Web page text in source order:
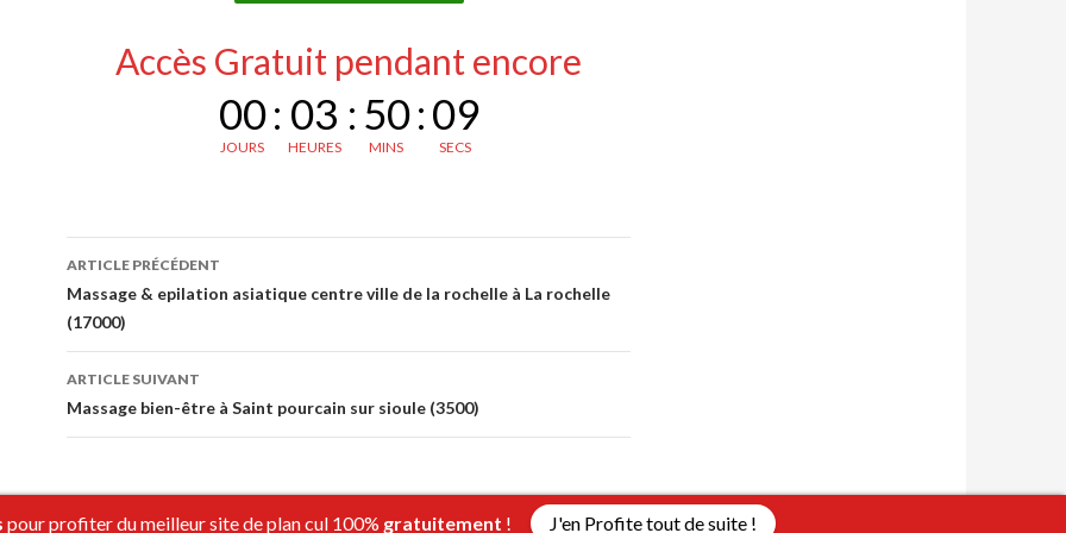
Accès Gratuit pendant encore
00
JOURS
: 03
HEURES
: 50
MINS
:08
SECS
Navigation
des
articles
ARTICLE PRÉCÉDENT
Massage & epilation asiatique centre ville de la rochelle à La rochelle
(17000)
ARTICLE SUIVANT
Massage bien-être à Saint pourcain sur sioule (3500)
pour profiter du meilleur site de plan cul 100% gratuitement ! J'en Profite tout de suite !